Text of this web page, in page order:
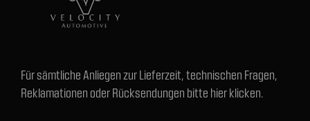
Für sämtliche Anliegen zur Lieferzeit, technischen Fragen,
Reklamationen oder Rücksendungen bitte hier klicken.